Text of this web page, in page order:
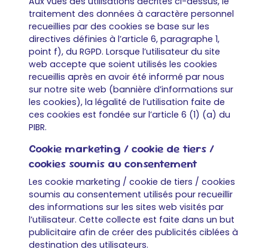
traitement des données à caractère personnel
recueillies par des cookies se base sur les
directives définies à l’article 6, paragraphe 1,
point f), du RGPD. Lorsque l’utilisateur du site
web accepte que soient utilisés les cookies
recueillis après en avoir été informé par nous
sur notre site web (bannière d’informations sur
les cookies), la légalité de l’utilisation faite de
ces cookies est fondée sur l’article 6 (1) (a) du
PIBR.
Cookie marketing / cookie de tiers /
cookies soumis au consentement
Les cookie marketing / cookie de tiers / cookies
soumis au consentement utilisés pour recueillir
des informations sur les sites web visités par
l’utilisateur. Cette collecte est faite dans un but
publicitaire afin de créer des publicités ciblées à
destination des utilisateurs.